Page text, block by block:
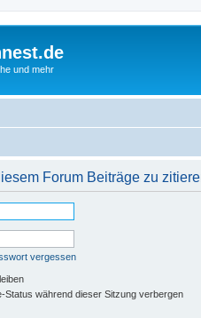
und mehr
Forum Beiträge zu
vergessen
Status während dieser Sitzung verbergen